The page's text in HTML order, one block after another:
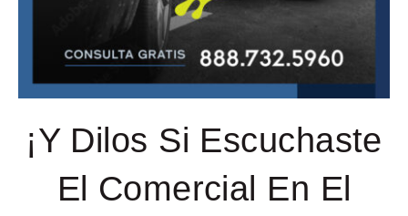
¡Y Dilos Si Escuchaste
El Comercial En El